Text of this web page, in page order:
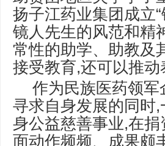
扬子江药业集团成立
镜人先生的风范和精
常性的助学、助教及
接受教育,还可以推
作为民族医药领
寻求自身发展的同时
身公益慈善事业,在
面动作频频、成果颇